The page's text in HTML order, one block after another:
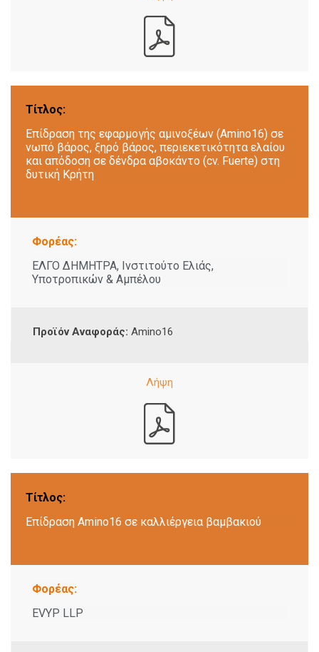
Τίτλος:
Επίδραση της εφαρμογής αμινοξέων (Amino16) σε
νωπό βάρος, ξηρό βάρος, περιεκετικότητα ελαίου
και απόδοση σε δένδρα αβοκάντο (cv. Fuerte) στη
δυτική Κρήτη
Φορέας:
ΕΛΓΟ ΔΗΜΗΤΡΑ, Ινστιτούτο Ελιάς,
Υποτροπικών & Αμπέλου
Προϊόν Αναφοράς: Amino16
Τίτλος:
Επίδραση Amino16 σε καλλιέργεια βαμβακιού
Φορέας:
EVYP LLP